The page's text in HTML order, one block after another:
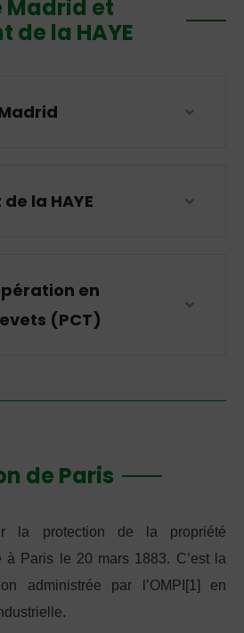
Madrid et
de la HAYE
la HAYE
en
(PCT)
de Paris
la protection de la propriété
à Paris le 20 mars 1883. C’est la
administrée par l’OMPI[1] en